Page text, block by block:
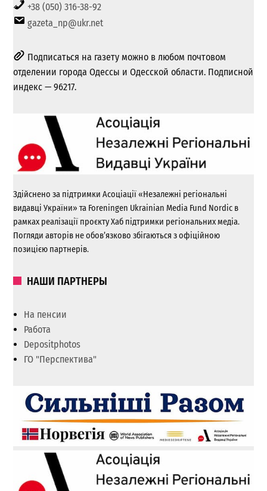
+38 (050) 316-38-92
gazeta_np@ukr.net
Подписаться на газету можно в любом почтовом
отделении города Одессы и Одесской области. Подписной
индекс — 96217.
Здійснено за підтримки Асоціації «Незалежні регіональні
видавці України» та Foreningen Ukrainian Media Fund Nordic в
рамках реалізації проєкту Хаб підтримки регіональних медіа.
Погляди авторів не обов’язково збігаються з офіційною
позицією партнерів.
НАШИ ПАРТНЕРЫ
На пенсии
Работа
Depositphotos
ГО "Перспектива"